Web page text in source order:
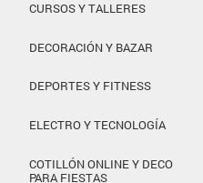
CURSOS Y TALLERES
DECORACIÓN Y BAZAR
DEPORTES Y FITNESS
ELECTRO Y TECNOLOGÍA
COTILLÓN ONLINE Y DECO
PARA FIESTAS